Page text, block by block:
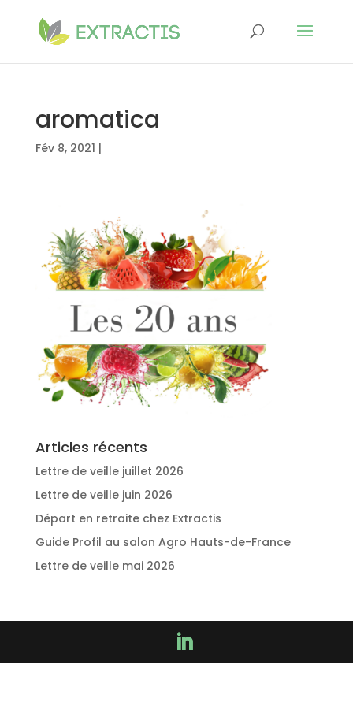
aromatica
Fév 8, 2021 |
Articles récents
Lettre de veille juillet 2026
Lettre de veille juin 2026
Départ en retraite chez Extractis
Guide Profil au salon Agro Hauts-de-France
Lettre de veille mai 2026